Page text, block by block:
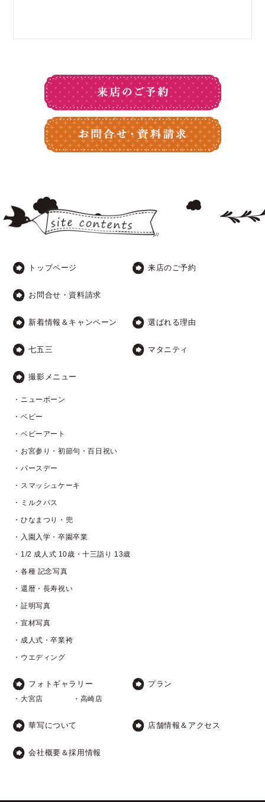
トップページ 来店のご予約
お問合せ・資料請求
新着情報＆キャンペーン 選ばれる理由
七五三 マタニティ
撮影メニュー
・ニューボーン
・ベビー
・ベビーアート
・お宮参り・初節句・百日祝い
・バースデー
・スマッシュケーキ
・ミルクバス
・ひなまつり・兜
・入園入学・卒園卒業
・1/2 成人式 10歳・十三詣り 13歳
・各種 記念写真
・還暦・長寿祝い
・証明写真
・宣材写真
・成人式・卒業袴
・ウエディング
フォトギャラリー
・大宮店 ・高崎店
プラン
華写について 店舗情報＆アクセス
会社概要＆採用情報